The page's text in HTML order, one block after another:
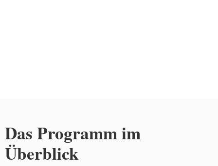
Das Programm im
Überblick